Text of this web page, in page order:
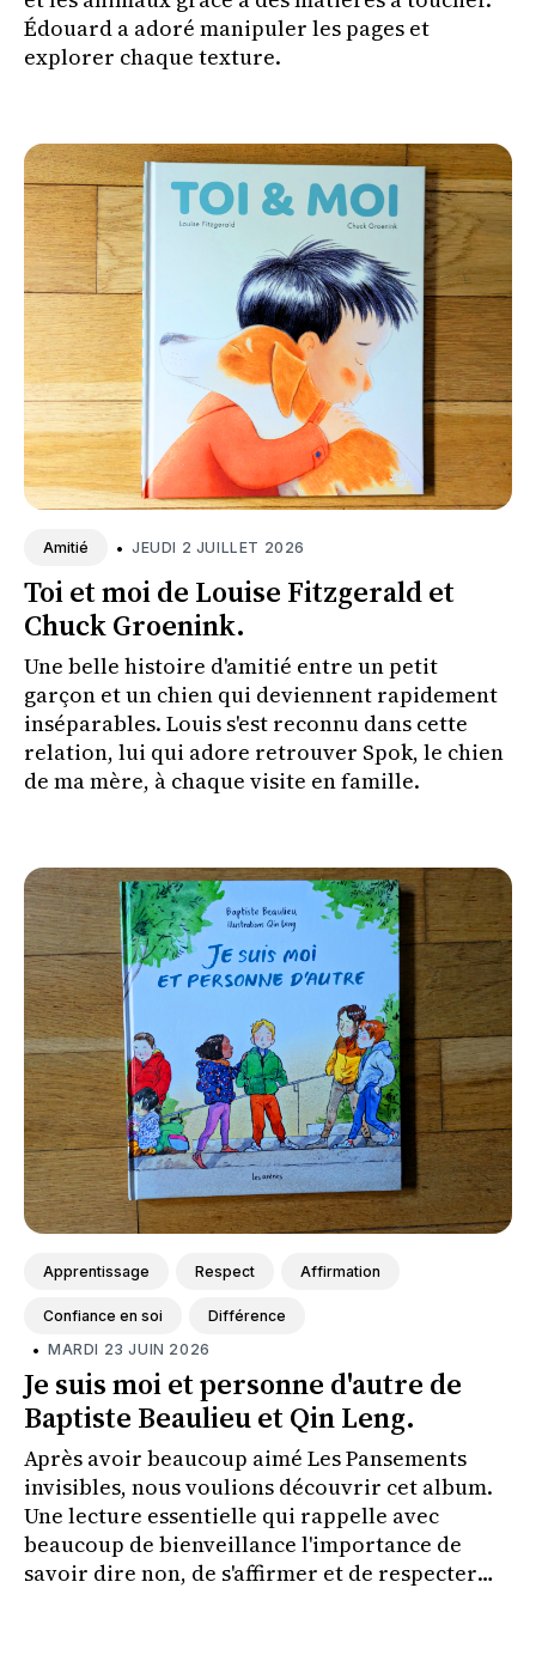
Édouard a adoré manipuler les pages et
explorer chaque texture.
Amitié • JEUDI 2 JUILLET 2026
Toi et moi de Louise Fitzgerald et
Chuck Groenink.
Une belle histoire d'amitié entre un petit
garçon et un chien qui deviennent rapidement
inséparables. Louis s'est reconnu dans cette
relation, lui qui adore retrouver Spok, le chien
de ma mère, à chaque visite en famille.
Apprentissage Respect Affirmation
Confiance en soi Différence
• MARDI 23 JUIN 2026
Je suis moi et personne d'autre de
Baptiste Beaulieu et Qin Leng.
Après avoir beaucoup aimé Les Pansements
invisibles, nous voulions découvrir cet album.
Une lecture essentielle qui rappelle avec
beaucoup de bienveillance l'importance de
savoir dire non, de s'affirmer et de respecter